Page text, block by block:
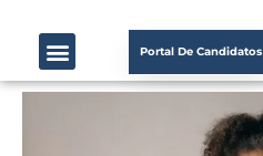
Portal De Candidatos